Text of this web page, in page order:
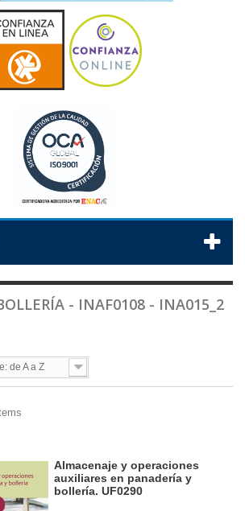
- INAF0108 - INA015_2
de A a Z
Almacenaje y operaciones
auxiliares en panadería y
bollería. UF0290